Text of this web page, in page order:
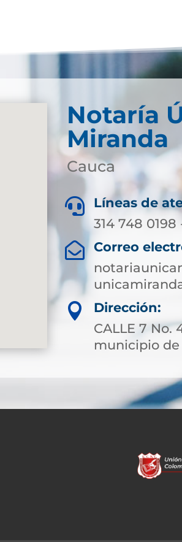
Notaría
Miranda
Cauca

Líneas de
314 748 0198

Correo

Dirección:
CALLE 7
municipio de